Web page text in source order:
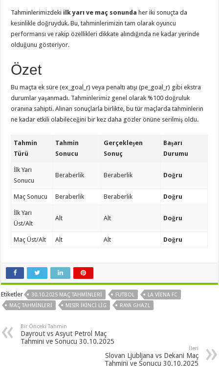
Tahminlerimizdeki ilk yarı ve maç sonunda her iki sonuçta da
kesinlikle doğruyduk. Bu, tahminlerimizin tam olarak oyuncu
performansı ve rakip özellikleri dikkate alındığında ne kadar yerinde
olduğunu gösteriyor.
Özet
Bu maçta ek süre (ex_goal_r) veya penaltı atışı (pe_goal_r) gibi ekstra
durumlar yaşanmadı. Tahminlerimiz genel olarak %100 doğruluk
oranına sahipti. Alınan sonuçlarla birlikte, bu tür maçlarda tahminlerin
ne kadar etkili olabileceğini bir kez daha gözler önüne serilmiş oldu.
Tahmin
Türü
Tahmin
Sonucu
Gerçekleşen
Sonuç
Başarı
Durumu
İlk Yarı
Sonucu
Beraberlik Beraberlik Doğru
Maç Sonucu Beraberlik Beraberlik Doğru
İlk Yarı
Üst/Alt
Alt Alt Doğru
Maç Üst/Alt Alt Alt Doğru
Etiketler 30.10.2025 MAÇ TAHMINLERI FUTBOL
LA VIENA FC
MAÇ TAHMINLERI
MISIR İKINCI LIG RAYA GHAZL
Bir Önceki Tahmin
Dayrout vs Asyut Petrol Maç
Tahmini ve Sonucu 30.10.2025
İleri
Slovan Ljubljana vs Dekani Maç
Tahmini ve Sonucu 30.10.2025